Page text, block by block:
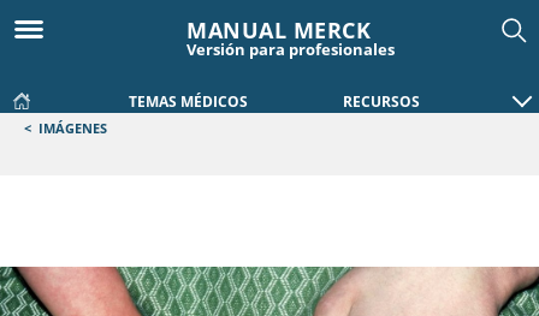
MANUAL MERCK
Versión para profesionales
TEMAS MÉDICOS RECURSOS
< IMÁGENES